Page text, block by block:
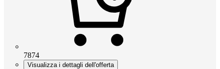
7874
Visualizza i dettagli dell'offerta